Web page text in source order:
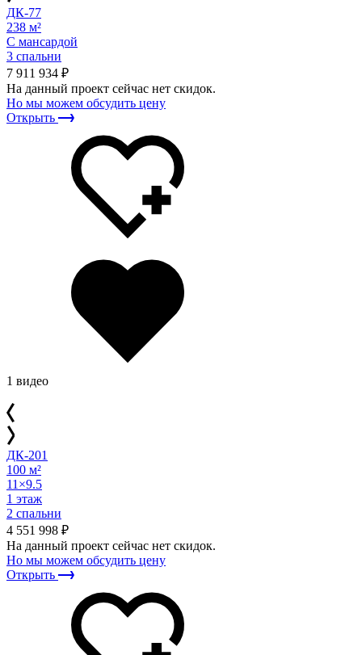
ДК-77
238 м²
С мансардой
3 спальни
7 911 934 ₽
На данный проект сейчас нет скидок.
Но мы можем обсудить цену
Открыть
1 видео
ДК-201
100 м²
11×9.5
1 этаж
2 спальни
4 551 998 ₽
На данный проект сейчас нет скидок.
Но мы можем обсудить цену
Открыть